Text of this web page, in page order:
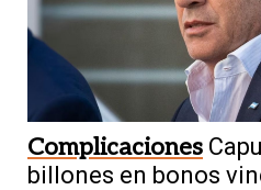
Complicaciones
billones en bonos